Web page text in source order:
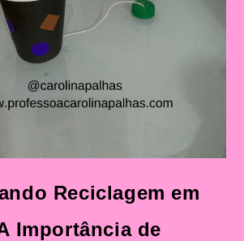
Reciclagem em
Importância de